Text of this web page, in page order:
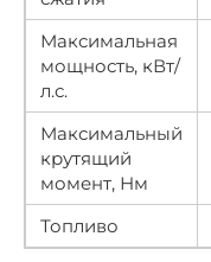
Максимальная
мощность, кВт/
л.с.
Максимальный
крутящий
момент, Нм
Топливо